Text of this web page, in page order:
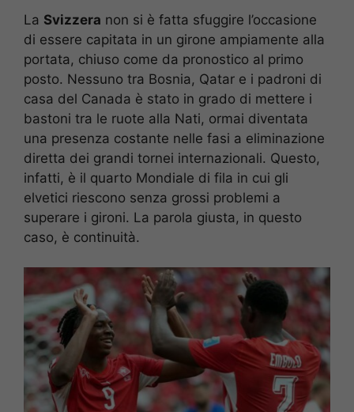
La Svizzera non si è fatta sfuggire l’occasione
di essere capitata in un girone ampiamente alla
portata, chiuso come da pronostico al primo
posto. Nessuno tra Bosnia, Qatar e i padroni di
casa del Canada è stato in grado di mettere i
bastoni tra le ruote alla Nati, ormai diventata
una presenza costante nelle fasi a eliminazione
diretta dei grandi tornei internazionali. Questo,
infatti, è il quarto Mondiale di fila in cui gli
elvetici riescono senza grossi problemi a
superare i gironi. La parola giusta, in questo
caso, è continuità.